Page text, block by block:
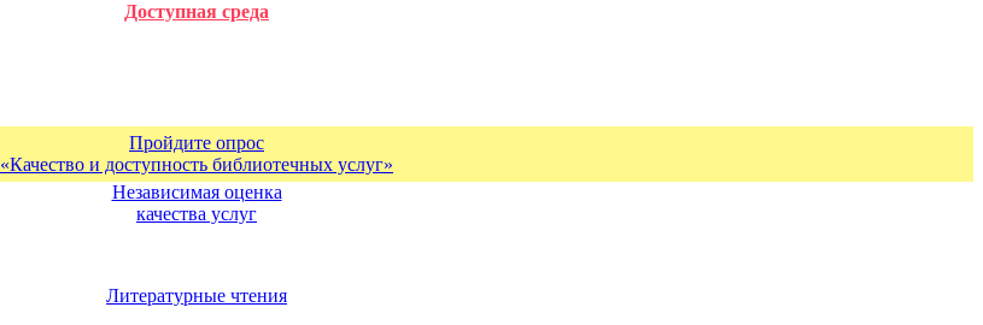
Доступная среда
Пройдите опрос
«Качество и доступность библиотечных услуг»
Независимая оценка
качества услуг
Литературные чтения